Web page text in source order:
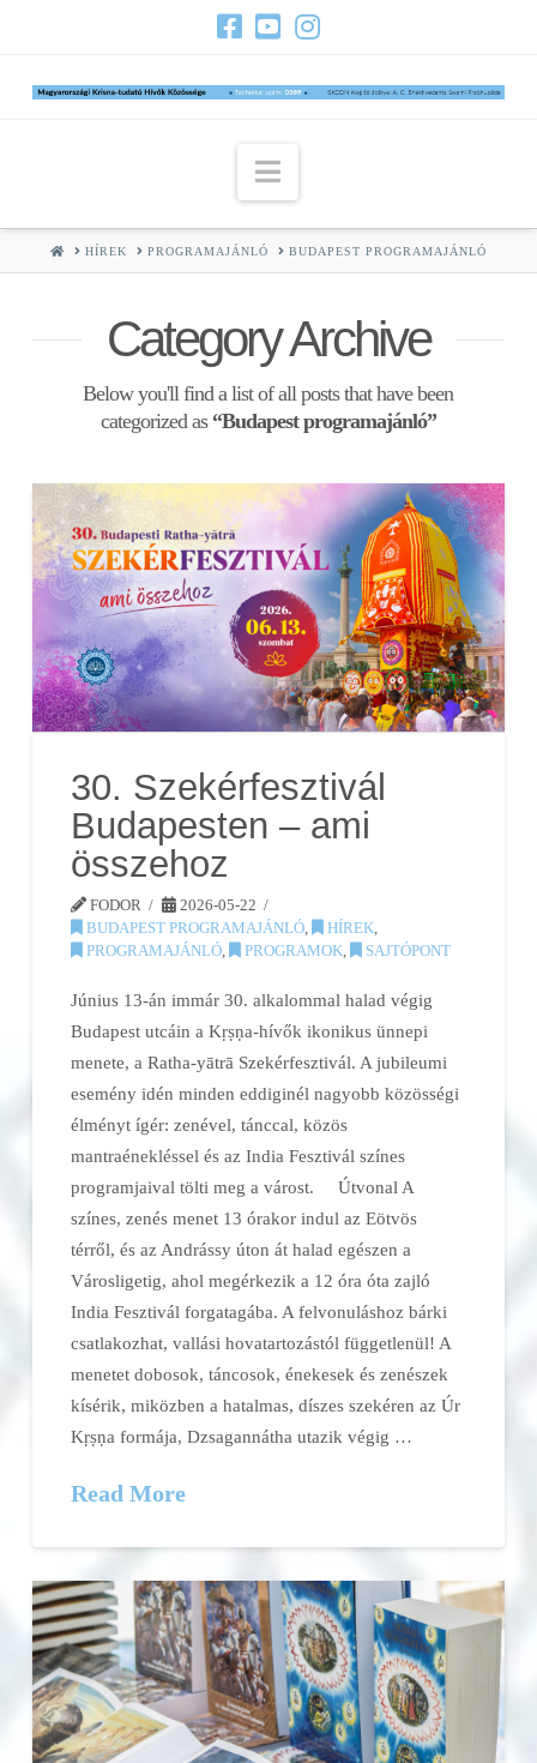
Navigation
HOMEHÍREK PROGRAMAJÁNLÓ BUDAPEST PROGRAMAJÁNLÓ
Category Archive
Below you'll find a list of all posts that have been
categorized as “Budapest programajánló”
30. Szekérfesztivál
Budapesten – ami
összehoz
FODOR
2026-05-22
BUDAPEST PROGRAMAJÁNLÓ, HÍREK,
PROGRAMAJÁNLÓ, PROGRAMOK, SAJTÓPONT
Június 13-án immár 30. alkalommal halad végig
Budapest utcáin a Kṛṣṇa-hívők ikonikus ünnepi
menete, a Ratha-yātrā Szekérfesztivál. A jubileumi
esemény idén minden eddiginél nagyobb közösségi
élményt ígér: zenével, tánccal, közös
mantraénekléssel és az India Fesztivál színes
programjaival tölti meg a várost. Útvonal A
színes, zenés menet 13 órakor indul az Eötvös
térről, és az Andrássy úton át halad egészen a
Városligetig, ahol megérkezik a 12 óra óta zajló
India Fesztivál forgatagába. A felvonuláshoz bárki
csatlakozhat, vallási hovatartozástól függetlenül! A
menetet dobosok, táncosok, énekesek és zenészek
kísérik, miközben a hatalmas, díszes szekéren az Úr
Kṛṣṇa formája, Dzsagannátha utazik végig …
Read More